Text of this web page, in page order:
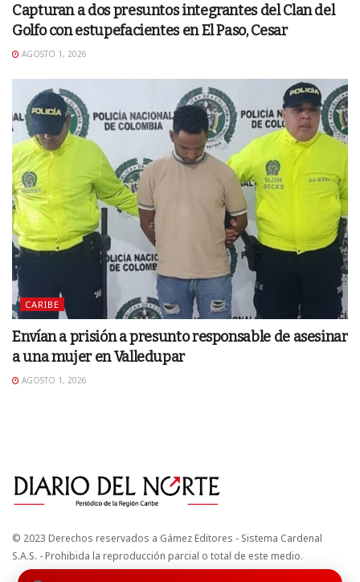
Capturan a dos presuntos integrantes del Clan del
Golfo con estupefacientes en El Paso, Cesar
AGOSTO 1, 2026
CARIBE
Envían a prisión a presunto responsable de asesinar
a una mujer en Valledupar
AGOSTO 1, 2026
© 2023 Derechos reservados a Gámez Editores - Sistema Cardenal
S.A.S. - Prohibida la reproducción parcial o total de este medio.